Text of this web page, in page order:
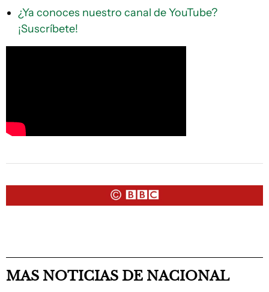
¿Ya conoces nuestro canal de YouTube?
¡Suscríbete!
MAS NOTICIAS DE NACIONAL